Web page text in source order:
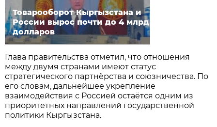
Товарооборот Кыргызстана и
России вырос почти до 4 млрд
долларов
Глава правительства отметил, что отношения
между двумя странами имеют статус
стратегического партнёрства и союзничества. По
его словам, дальнейшее укрепление
взаимодействия с Россией остаётся одним из
приоритетных направлений государственной
политики Кыргызстана.